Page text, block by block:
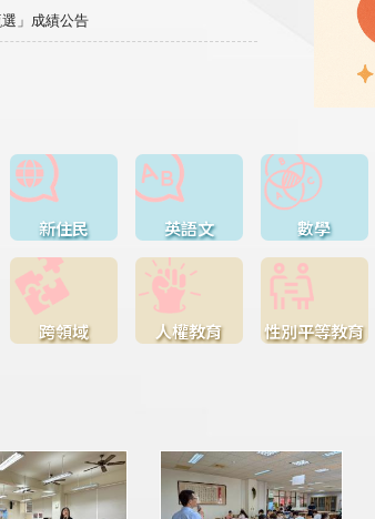
」成績公告
新住民 英語文 數學
跨領域 人權教育 性別平等教育